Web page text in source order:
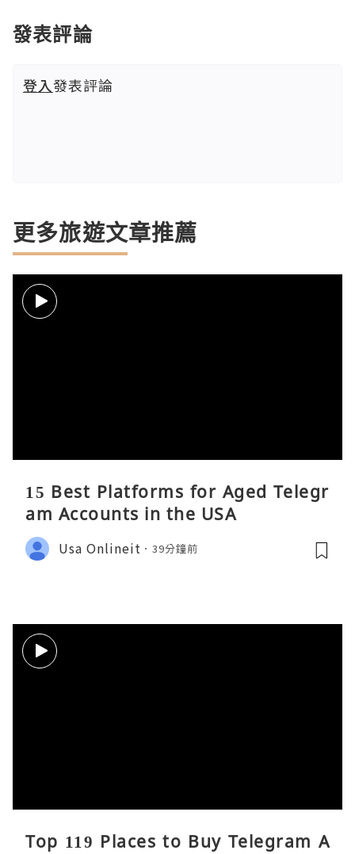
發表評論
登入發表評論
更多旅遊文章推薦
15 Best Platforms for Aged Telegr
am Accounts in the USA
Usa Onlineit 39分鐘前
Top 119 Places to Buy Telegram A